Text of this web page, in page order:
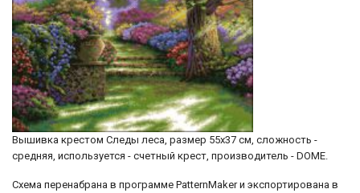
Вышивка крестом Следы леса, размер 55х37 см, сложность -
средняя, используется - счетный крест, производитель - DOME.
Схема перенабрана в программе PatternMaker и экспортирована в